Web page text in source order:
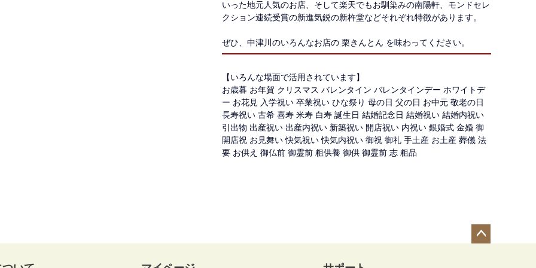
いった地元人気のお店、そして楽天でもお馴染みの南陽軒、モンドセレ
クション連続受賞の新進気鋭の新杵堂などそれぞれ特徴があります。
ぜひ、中津川のいろんなお店の 栗きんとん を味わってください。
【いろんな場面で活用されています】
お歳暮 お年賀 クリスマス バレンタイン バレンタインデー ホワイトデ
ー お花見 入学祝い 卒業祝い ひな祭り 母の日 父の日 お中元 敬老の日
長寿祝い 古希 喜寿 米寿 白寿 誕生日 結婚記念日 結婚祝い 結婚内祝い
引出物 出産祝い 出産内祝い 新築祝い 開店祝い 内祝い 銀婚式 金婚 御
開店祝 お見舞い 快気祝い 快気内祝い 御祝 御礼 手土産 お土産 葬儀 法
要 お供え 御仏前 御霊前 粗供養 御供 御霊前 志 粗品